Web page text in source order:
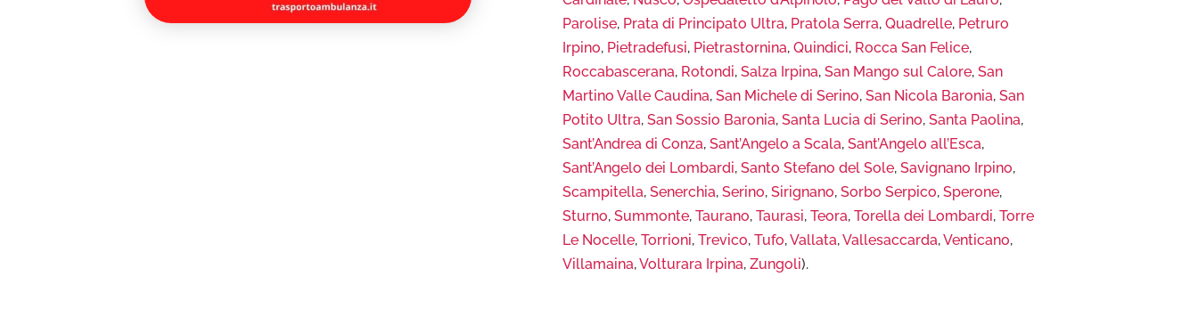
Parolise, Prata di Principato Ultra, Pratola Serra,Quadrelle, Petruro
Irpino, Pietradefusi, Pietrastornina,Quindici, Rocca San Felice,
Roccabascerana, Rotondi,Salza Irpina,San Mango sul Calore,San
Martino Valle Caudina,San Michele di Serino,San Nicola Baronia,San
Potito Ultra,San Sossio Baronia,Santa Lucia di Serino,Santa Paolina,
Sant’Andrea di Conza,Sant’Angelo a Scala,Sant’Angelo all’Esca,
Sant’Angelo dei Lombardi,Santo Stefano del Sole,Savignano Irpino,
Scampitella,Senerchia,Serino,Sirignano,Sorbo Serpico,Sperone,
Sturno,Summonte,Taurano,Taurasi,Teora,Torella dei Lombardi,Torre
Le Nocelle,Torrioni,Trevico,Tufo,Vallata,Vallesaccarda,Venticano,
Villamaina,Volturara Irpina,Zungoli).